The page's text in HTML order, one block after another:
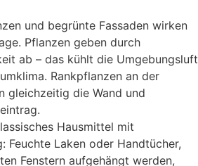
und begrünte Fassaden wirken
Pflanzen geben durch
ab – das kühlt die Umgebungsluft
Rankpflanzen an der
gleichzeitig die Wand und
Hausmittel mit
Feuchte Laken oder Handtücher,
Fenstern aufgehängt werden,